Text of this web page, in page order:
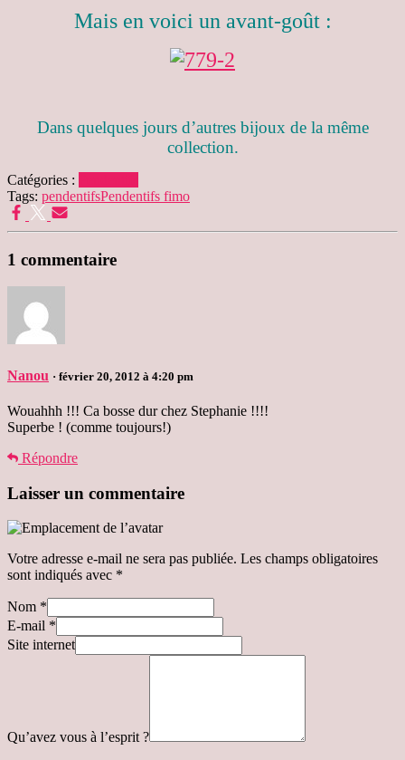
Mais en voici un avant-goût :
Dans quelques jours d’autres bijoux de la même
collection.
Catégories :
Tags: pendentifsPendentifs fimo
1 commentaire
Nanou · février 20, 2012 à 4:20 pm
Wouahhh !!! Ca bosse dur chez Stephanie !!!!
Superbe ! (comme toujours!)
Répondre
Laisser un commentaire
Votre adresse e-mail ne sera pas publiée. Les champs obligatoires
sont indiqués avec *
Nom *
E-mail *
Site internet
Qu’avez vous à l’esprit ?